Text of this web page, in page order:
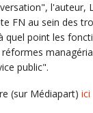
l'auteur,
FN au sein des
quel point les
public".
(sur Médiapart) ici